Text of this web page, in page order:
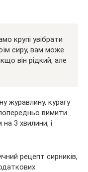
крупі увібрати
сиру, вам може
він рідкий, але
журавлину, курагу
вимити
3 хвилини, і
рецепт сирників,